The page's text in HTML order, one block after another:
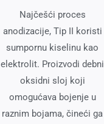
Najčešći proces
anodizacije, Tip II koristi
sumpornu kiselinu kao
elektrolit. Proizvodi debni
oksidni sloj koji
omogućava bojenje u
raznim bojama, čineći ga